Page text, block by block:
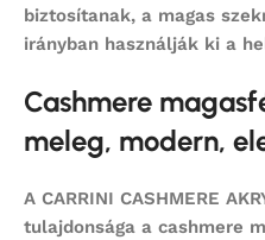
biztosítanak, a magas
irányban használják ki a
Cashmere
meleg, modern,
A CARRINI CASHMERE
tulajdonsága a cashmere